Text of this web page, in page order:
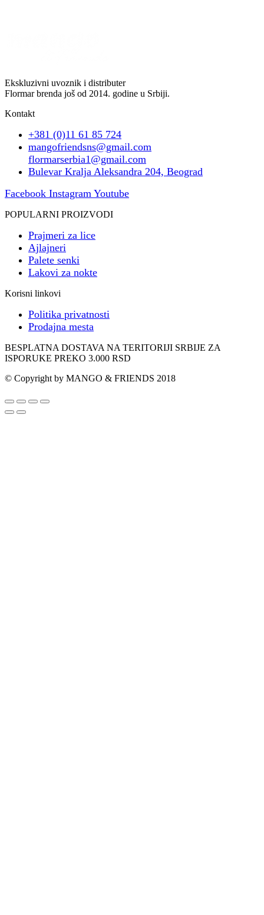
Ekskluzivni uvoznik i distributer
Flormar brenda još od 2014. godine u Srbiji.
Kontakt
+381 (0)11 61 85 724
mangofriendsns@gmail.com
flormarserbia1@gmail.com
Bulevar Kralja Aleksandra 204, Beograd
Facebook Instagram Youtube
POPULARNI PROIZVODI
Prajmeri za lice
Ajlajneri
Palete senki
Lakovi za nokte
Korisni linkovi
Politika privatnosti
Prodajna mesta
BESPLATNA DOSTAVA NA TERITORIJI SRBIJE ZA
ISPORUKE PREKO 3.000 RSD
© Copyright by MANGO & FRIENDS 2018